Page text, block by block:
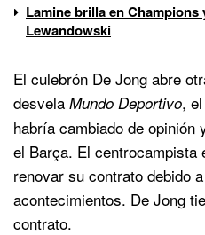
Lamine brilla en Champions
Lewandowski
El culebrón De Jong abre
desvela Mundo Deportivo,
habría cambiado de
el Barça. El centrocampista
renovar su contrato debido
acontecimientos. De Jong
contrato.